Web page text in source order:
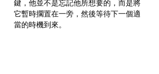
鍵，他並不是忘記他所想要的，而是將
它暫時擱置在一旁，然後等待下一個適
當的時機到來。